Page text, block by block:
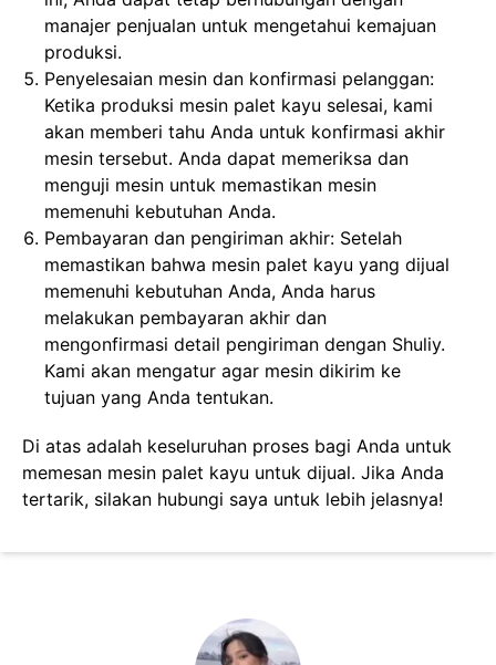
manajer penjualan untuk mengetahui kemajuan
produksi.
Penyelesaian mesin dan konfirmasi pelanggan:
Ketika produksi mesin palet kayu selesai, kami
akan memberi tahu Anda untuk konfirmasi akhir
mesin tersebut. Anda dapat memeriksa dan
menguji mesin untuk memastikan mesin
memenuhi kebutuhan Anda.
Pembayaran dan pengiriman akhir: Setelah
memastikan bahwa mesin palet kayu yang dijual
memenuhi kebutuhan Anda, Anda harus
melakukan pembayaran akhir dan
mengonfirmasi detail pengiriman dengan Shuliy.
Kami akan mengatur agar mesin dikirim ke
tujuan yang Anda tentukan.
Di atas adalah keseluruhan proses bagi Anda untuk
memesan mesin palet kayu untuk dijual. Jika Anda
tertarik, silakan hubungi saya untuk lebih jelasnya!